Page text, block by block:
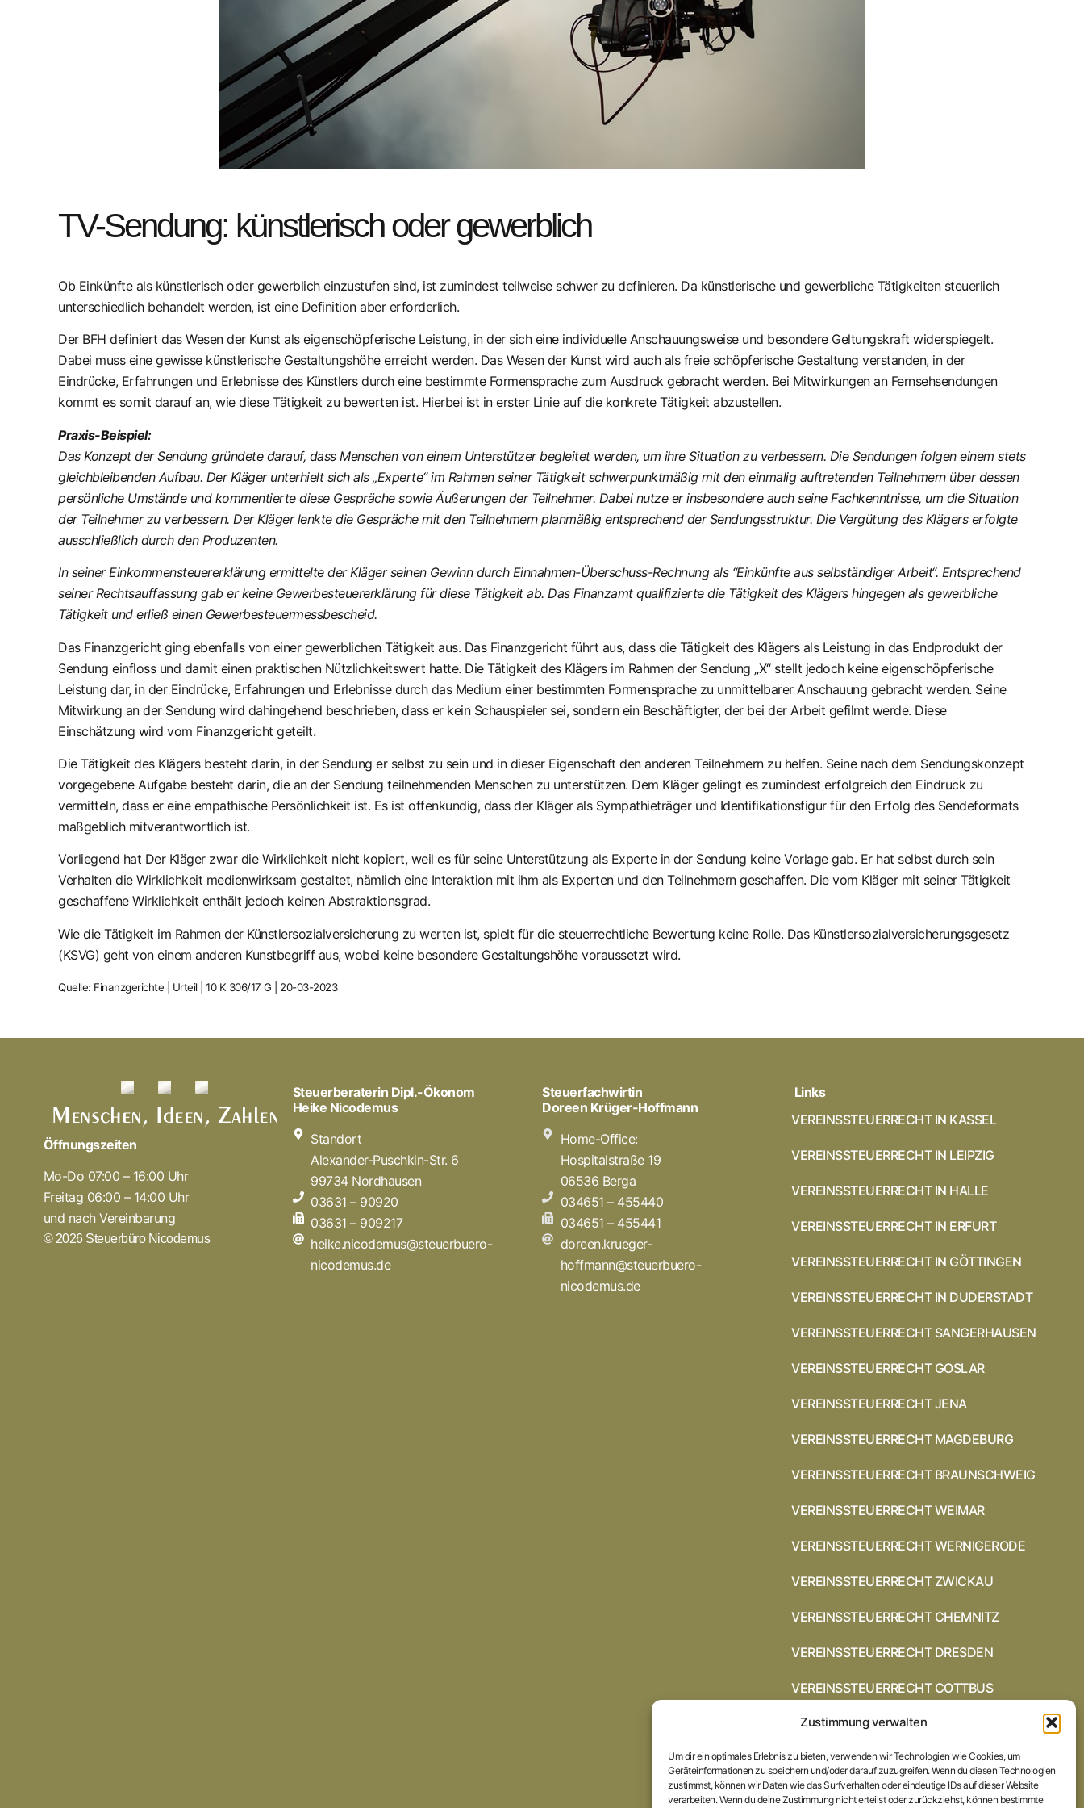
Zustimmung verwalten
Um dir ein optimales Erlebnis zu bieten, verwenden wir Technologien wie Cookies, um
Geräteinformationen zu speichern und/oder darauf zuzugreifen. Wenn du diesen Technologien
zustimmst, können wir Daten wie das Surfverhalten oder eindeutige IDs auf dieser Website
verarbeiten. Wenn du deine Zustimmung nicht erteilst oder zurückziehst, können bestimmte
TV-Sendung: künstlerisch oder gewerblich
Ob Einkünfte als künstlerisch oder gewerblich einzustufen sind, ist zumindest teilweise schwer zu definieren. Da künstlerische und gewerbliche Tätigkeiten steuerlich
unterschiedlich behandelt werden, ist eine Definition aber erforderlich.
Der BFH definiert das Wesen der Kunst als eigenschöpferische Leistung, in der sich eine individuelle Anschauungsweise und besondere Geltungskraft widerspiegelt.
Dabei muss eine gewisse künstlerische Gestaltungshöhe erreicht werden. Das Wesen der Kunst wird auch als freie schöpferische Gestaltung verstanden, in der
Eindrücke, Erfahrungen und Erlebnisse des Künstlers durch eine bestimmte Formensprache zum Ausdruck gebracht werden. Bei Mitwirkungen an Fernsehsendungen
kommt es somit darauf an, wie diese Tätigkeit zu bewerten ist. Hierbei ist in erster Linie auf die konkrete Tätigkeit abzustellen.
Praxis-Beispiel:
Das Konzept der Sendung gründete darauf, dass Menschen von einem Unterstützer begleitet werden, um ihre Situation zu verbessern. Die Sendungen folgen einem stets
gleichbleibenden Aufbau. Der Kläger unterhielt sich als „Experte“ im Rahmen seiner Tätigkeit schwerpunktmäßig mit den einmalig auftretenden Teilnehmern über dessen
persönliche Umstände und kommentierte diese Gespräche sowie Äußerungen der Teilnehmer. Dabei nutze er insbesondere auch seine Fachkenntnisse, um die Situation
der Teilnehmer zu verbessern. Der Kläger lenkte die Gespräche mit den Teilnehmern planmäßig entsprechend der Sendungsstruktur. Die Vergütung des Klägers erfolgte
ausschließlich durch den Produzenten.
In seiner Einkommensteuererklärung ermittelte der Kläger seinen Gewinn durch Einnahmen-Überschuss-Rechnung als “Einkünfte aus selbständiger Arbeit“. Entsprechend
seiner Rechtsauffassung gab er keine Gewerbesteuererklärung für diese Tätigkeit ab. Das Finanzamt qualifizierte die Tätigkeit des Klägers hingegen als gewerbliche
Tätigkeit und erließ einen Gewerbesteuermessbescheid.
Das Finanzgericht ging ebenfalls von einer gewerblichen Tätigkeit aus. Das Finanzgericht führt aus, dass die Tätigkeit des Klägers als Leistung in das Endprodukt der
Sendung einfloss und damit einen praktischen Nützlichkeitswert hatte. Die Tätigkeit des Klägers im Rahmen der Sendung „X“ stellt jedoch keine eigenschöpferische
Leistung dar, in der Eindrücke, Erfahrungen und Erlebnisse durch das Medium einer bestimmten Formensprache zu unmittelbarer Anschauung gebracht werden. Seine
Mitwirkung an der Sendung wird dahingehend beschrieben, dass er kein Schauspieler sei, sondern ein Beschäftigter, der bei der Arbeit gefilmt werde. Diese
Einschätzung wird vom Finanzgericht geteilt.
Die Tätigkeit des Klägers besteht darin, in der Sendung er selbst zu sein und in dieser Eigenschaft den anderen Teilnehmern zu helfen. Seine nach dem Sendungskonzept
vorgegebene Aufgabe besteht darin, die an der Sendung teilnehmenden Menschen zu unterstützen. Dem Kläger gelingt es zumindest erfolgreich den Eindruck zu
vermitteln, dass er eine empathische Persönlichkeit ist. Es ist offenkundig, dass der Kläger als Sympathieträger und Identifikationsfigur für den Erfolg des Sendeformats
maßgeblich mitverantwortlich ist.
Vorliegend hat Der Kläger zwar die Wirklichkeit nicht kopiert, weil es für seine Unterstützung als Experte in der Sendung keine Vorlage gab. Er hat selbst durch sein
Verhalten die Wirklichkeit medienwirksam gestaltet, nämlich eine Interaktion mit ihm als Experten und den Teilnehmern geschaffen. Die vom Kläger mit seiner Tätigkeit
geschaffene Wirklichkeit enthält jedoch keinen Abstraktionsgrad.
Wie die Tätigkeit im Rahmen der Künstlersozialversicherung zu werten ist, spielt für die steuerrechtliche Bewertung keine Rolle. Das Künstlersozialversicherungsgesetz
(KSVG) geht von einem anderen Kunstbegriff aus, wobei keine besondere Gestaltungshöhe voraussetzt wird.
Quelle: Finanzgerichte | Urteil | 10 K 306/17 G | 20-03-2023
Öffnungszeiten
Mo-Do 07:00 – 16:00 Uhr
Freitag 06:00 – 14:00 Uhr
und nach Vereinbarung
© 2026 Steuerbüro Nicodemus
Steuerberaterin Dipl.-Ökonom
Heike Nicodemus
Standort
Alexander-Puschkin-Str. 6
99734 Nordhausen
03631 – 90920
03631 – 909217
heike.nicodemus@steuerbuero-
nicodemus.de
Steuerfachwirtin
Doreen Krüger-Hoffmann
Home-Office:
Hospitalstraße 19
06536 Berga
034651 – 455440
034651 – 455441
doreen.krueger-
hoffmann@steuerbuero-
nicodemus.de
Links
VEREINSSTEUERRECHT IN KASSEL
VEREINSSTEUERRECHT IN LEIPZIG
VEREINSSTEUERRECHT IN HALLE
VEREINSSTEUERRECHT IN ERFURT
VEREINSSTEUERRECHT IN GÖTTINGEN
VEREINSSTEUERRECHT IN DUDERSTADT
VEREINSSTEUERRECHT SANGERHAUSEN
VEREINSSTEUERRECHT GOSLAR
VEREINSSTEUERRECHT JENA
VEREINSSTEUERRECHT MAGDEBURG
VEREINSSTEUERRECHT BRAUNSCHWEIG
VEREINSSTEUERRECHT WEIMAR
VEREINSSTEUERRECHT WERNIGERODE
VEREINSSTEUERRECHT ZWICKAU
VEREINSSTEUERRECHT CHEMNITZ
VEREINSSTEUERRECHT DRESDEN
VEREINSSTEUERRECHT COTTBUS
VEREINSSTEUERRECHT IN
VEREINSSTEUERRECHT HILDESHEIM